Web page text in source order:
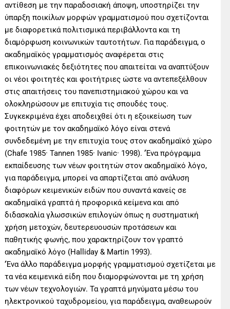
αντίθεση με την παραδοσιακή άποψη, υποστηρίζει την
ύπαρξη ποικίλων μορφών γραμματισμού που σχετίζονται
με διαφορετικά πολιτισμικά περιβάλλοντα και τη
διαμόρφωση κοινωνικών ταυτοτήτων. Για παράδειγμα, ο
ακαδημαϊκός γραμματισμός αναφέρεται στις
επικοινωνιακές δεξιότητες που απαιτείται να αναπτύξουν
οι νέοι φοιτητές και φοιτήτριες ώστε να αντεπεξέλθουν
στις απαιτήσεις του πανεπιστημιακού χώρου και να
ολοκληρώσουν με επιτυχία τις σπουδές τους.
Συγκεκριμένα έχει αποδειχθεί ότι η εξοικείωση των
φοιτητών με τον ακαδημαϊκό λόγο είναι στενά
συνδεδεμένη με την επιτυχία τους στον ακαδημαϊκό χώρο
(Chafe 1985· Tannen 1985· Ivanic· 1998). ‘Ένα πρόγραμμα
εκπαίδευσης των νέων φοιτητών στον ακαδημαϊκό λόγο,
για παράδειγμα, μπορεί να απαρτίζεται από ανάλυση
διαφόρων κειμενικών ειδών που συναντά κανείς σε
ακαδημαϊκά γραπτά ή προφορικά κείμενα και από
διδασκαλία γλωσσικών επιλογών όπως η συστηματική
χρήση μετοχών, δευτερευουσών προτάσεων και
παθητικής φωνής, που χαρακτηρίζουν τον γραπτό
ακαδημαϊκό λόγο (Halliday & Martin 1993).
‘Ένα άλλο παράδειγμα μορφής γραμματισμού σχετίζεται με
τα νέα κειμενικά είδη που διαμορφώνονται με τη χρήση
των νέων τεχνολογιών. Τα γραπτά μηνύματα μέσω του
ηλεκτρονικού ταχυδρομείου, για παράδειγμα, αναθεωρούν